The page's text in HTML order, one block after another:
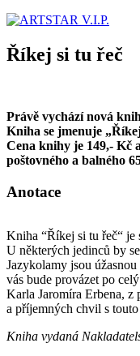
Říkej si tu řeč
Právě vychází nová
Kniha se jmenuje
Cena knihy je 149,- Kč
poštovného a balného
Anotace
Kniha “Říkej si tu řeč“ je
U některých jedinců by
Jazykolamy jsou
vás bude provázet po
Karla Jaromíra Erbena, z
a příjemných chvil s
Kniha vydaná